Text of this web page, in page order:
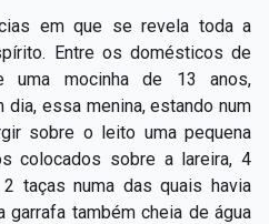
em que se revela toda a
Entre os domésticos de
uma mocinha de 13 anos,
dia, essa menina, estando num
sobre o leito uma pequena
colocados sobre a lareira, 4
taças numa das quais havia
garrafa também cheia de água